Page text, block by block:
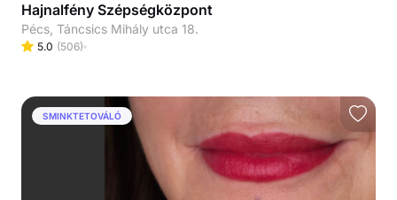
Hajnalfény Szépségközpont
Pécs, Táncsics Mihály utca 18.
5.0 (506)
SMINKTETOVÁLÓ